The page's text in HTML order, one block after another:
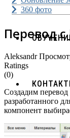
360 фото
Перевод с
Aleksandr
Ratings
(0)
Создадим
разработанного
компонент